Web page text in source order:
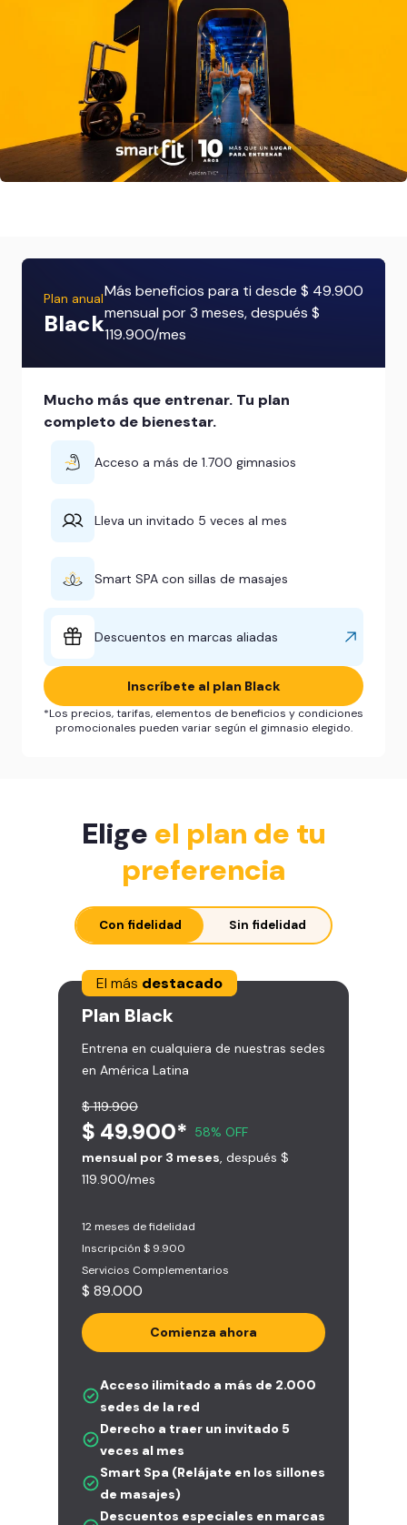
Plan anual
Black
Más beneficios para ti desde $ 49.900
mensual por 3 meses, después $
119.900/mes
Mucho más que entrenar. Tu plan
completo de bienestar.
Acceso a más de 1.700 gimnasios
Lleva un invitado 5 veces al mes
Smart SPA con sillas de masajes
Descuentos en marcas aliadas
Inscríbete al plan Black
*Los precios, tarifas, elementos de beneficios y condiciones
promocionales pueden variar según el gimnasio elegido.
Elige el plan de tu
preferencia
Con fidelidad Sin fidelidad
El más destacado
Plan Black
Entrena en cualquiera de nuestras sedes
en América Latina
$ 119.900
$ 49.900* 58% OFF
mensual por 3 meses , después $
119.900/mes
12 meses de fidelidad
Inscripción $ 9.900
Servicios Complementarios
$ 89.000
Comienza ahora
Acceso ilimitado a más de 2.000
sedes de la red
Derecho a traer un invitado 5
veces al mes
Smart Spa (Relájate en los sillones
de masajes)
Descuentos especiales en marcas